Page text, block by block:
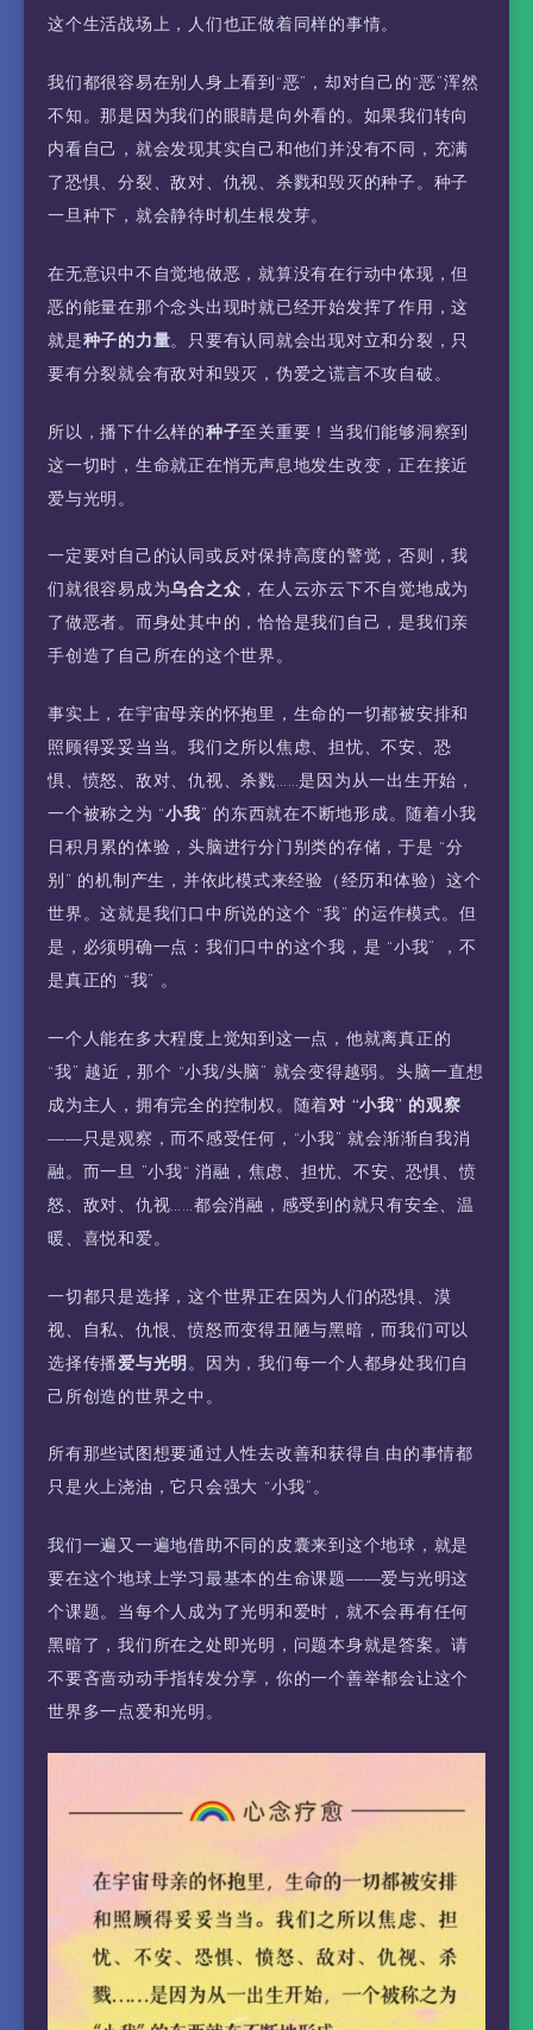
这个生活战场上，人们也正做着同样的事情。
我们都很容易在别人身上看到“恶”，却对自己的“恶”浑然
不知。那是因为我们的眼睛是向外看的。如果我们转向
内看自己，就会发现其实自己和他们并没有不同，充满
了恐惧、分裂、敌对、仇视、杀戮和毁灭的种子。种子
一旦种下，就会静待时机生根发芽。
在无意识中不自觉地做恶，就算没有在行动中体现，但
恶的能量在那个念头出现时就已经开始发挥了作用，这
就是种子的力量。只要有认同就会出现对立和分裂，只
要有分裂就会有敌对和毁灭，伪爱之谎言不攻自破。
所以，播下什么样的种子至关重要！当我们能够洞察到
这一切时，生命就正在悄无声息地发生改变，正在接近
爱与光明。
一定要对自己的认同或反对保持高度的警觉，否则，我
们就很容易成为乌合之众 ，在人云亦云下不自觉地成为
了做恶者。而身处其中的，恰恰是我们自己，是我们亲
手创造了自己所在的这个世界。
事实上，在宇宙母亲的怀抱里，生命的一切都被安排和
照顾得妥妥当当。我们之所以焦虑、担忧、不安、恐
惧、愤怒、敌对、仇视、杀戮……是因为从一出生开始，
一个被称之为 “小我” 的东西就在不断地形成。随着小我
日积月累的体验，头脑进行分门别类的存储，于是 “分
别” 的机制产生，并依此模式来经验（经历和体验）这个
世界。这就是我们口中所说的这个 “我” 的运作模式。但
是，必须明确一点：我们口中的这个我，是 “小我” ，不
是真正的 “我” 。
一个人能在多大程度上觉知到这一点，他就离真正的
“我” 越近，那个 “小我/头脑” 就会变得越弱。头脑一直想
成为主人，拥有完全的控制权。随着对 “小我” 的观察
——只是观察，而不感受任何，“小我” 就会渐渐自我消
融。而一旦 ”小我“ 消融，焦虑、担忧、不安、恐惧、愤
怒、敌对、仇视……都会消融，感受到的就只有安全、温
暖、喜悦和爱。
一切都只是选择，这个世界正在因为人们的恐惧、漠
视、自私、仇恨、愤怒而变得丑陋与黑暗，而我们可以
选择传播爱与光明。因为，我们每一个人都身处我们自
己所创造的世界之中。
所有那些试图想要通过人性去改善和获得自.由的事情都
只是火上浇油，它只会强大 “小我”。
我们一遍又一遍地借助不同的皮囊来到这个地球，就是
要在这个地球上学习最基本的生命课题——爱与光明这
个课题。当每个人成为了光明和爱时，就不会再有任何
黑暗了，我们所在之处即光明，问题本身就是答案。请
不要吝啬动动手指转发分享，你的一个善举都会让这个
世界多一点爱和光明。